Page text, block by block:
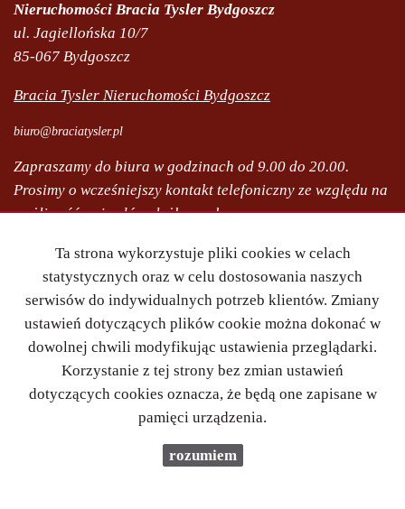
Nieruchomości Bracia Tysler Bydgoszcz
ul. Jagiellońska 10/7
85-067 Bydgoszcz
Bracia Tysler Nieruchomości Bydgoszcz
biuro@braciatysler.pl
Zapraszamy do biura w godzinach od 9.00 do 20.00.
Prosimy o wcześniejszy kontakt telefoniczny ze względu na
możliwość wyjazdów służbowych.
Mieszkaniana wynajem
Domyna wynajem
Działkina wynajem
Lokale na wynajem
Hale
na wynajem
Obiekty
na wynajem
Mieszkaniana sprzedaż
na sprzedaż
na sprzedaż
na sprzedaż
Ta strona wykorzystuje pliki cookies w celach
statystycznych oraz w celu dostosowania naszych
serwisów do indywidualnych potrzeb klientów. Zmiany
ustawień dotyczących plików cookie można dokonać w
dowolnej chwili modyfikując ustawienia przeglądarki.
Korzystanie z tej strony bez zmian ustawień
dotyczących cookies oznacza, że będą one zapisane w
pamięci urządzenia.
rozumiem